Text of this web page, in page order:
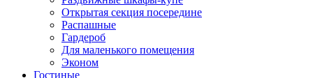
Открытая секция посередине
Распашные
Гардероб
Для маленького помещения
Эконом
Гостиные